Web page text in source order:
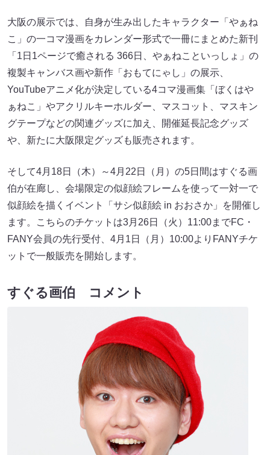
大阪の展示では、自身が生み出したキャラクター「やぁね
こ」の一コマ漫画をカレンダー形式で一冊にまとめた新刊
「1日1ページで癒される 366日、やぁねこといっしょ」の
複製キャンバス画や新作「おもてにゃし」の展示、
YouTubeアニメ化が決定している4コマ漫画集「ぼくはや
ぁねこ」やアクリルキーホルダー、マスコット、マスキン
グテープなどの関連グッズに加え、開催延長記念グッズ
や、新たに大阪限定グッズも販売されます。
そして4月18日（木）～4月22日（月）の5日間はすぐる画
伯が在廊し、会場限定の似顔絵フレームを使って一対一で
似顔絵を描くイベント「サシ似顔絵 in おおさか」を開催し
ます。こちらのチケットは3月26日（火）11:00までFC・
FANY会員の先行受付、4月1日（月）10:00よりFANYチケ
ットで一般販売を開始します。
すぐる画伯 コメント